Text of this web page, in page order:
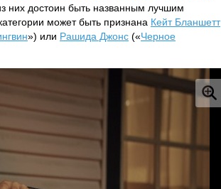
них достоин быть названным лучшим
может быть признана Кейт Бланшетт
») или Рашида Джонс («Черное